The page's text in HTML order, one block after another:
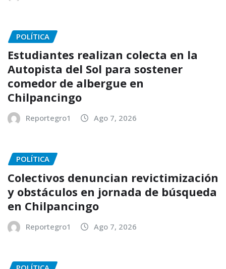
POLÍTICA
Estudiantes realizan colecta en la
Autopista del Sol para sostener
comedor de albergue en
Chilpancingo
Reportegro1 Ago 7, 2026
POLÍTICA
Colectivos denuncian revictimización
y obstáculos en jornada de búsqueda
en Chilpancingo
Reportegro1 Ago 7, 2026